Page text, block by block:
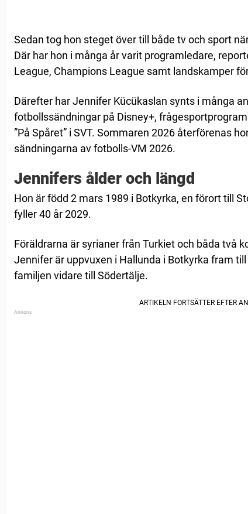
Sedan tog hon steget över till både tv och sport
Där har hon i många år varit programledare,
League, Champions League samt landskamper
Därefter har Jennifer Kücükaslan synts i många
fotbollssändningar på Disney+,
”På Spåret” i SVT. Sommaren 2026 återförenas
sändningarna av fotbolls-VM 2026.
Jennifers ålder och längd
Hon är född 2 mars 1989 i Botkyrka, en förort till
fyller 40 år 2029.
Föräldrarna är syrianer från Turkiet och båda två
Jennifer är uppvuxen i Hallunda i Botkyrka fram
familjen vidare till Södertälje.